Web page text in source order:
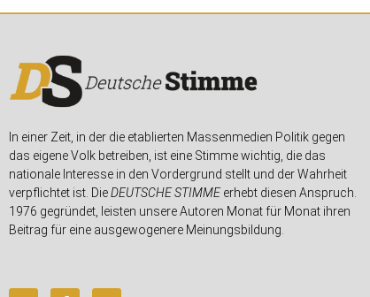
In einer Zeit, in der die etablierten Massenmedien Politik gegen
das eigene Volk betreiben, ist eine Stimme wichtig, die das
nationale Interesse in den Vordergrund stellt und der Wahrheit
verpflichtet ist. DieDEUTSCHE STIMMEerhebt diesen Anspruch.
1976 gegründet, leisten unsere Autoren Monat für Monat ihren
Beitrag für eine ausgewogenere Meinungsbildung.